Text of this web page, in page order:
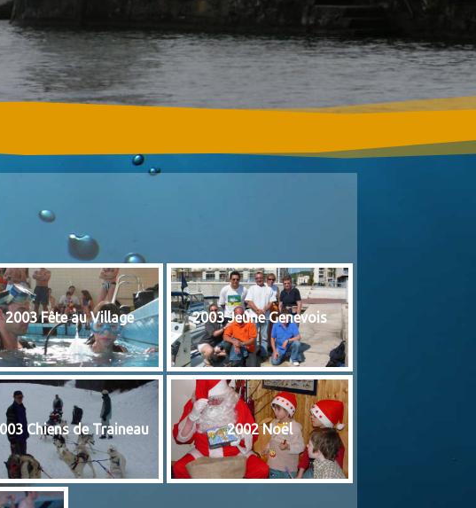
2003 Fête au Village 2003 Jeûne Genevois
Chiens de Traineau 2002 Noël